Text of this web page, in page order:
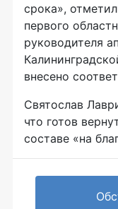
срока»,
первого
руководителя
внесено
Святослав
что готов
составе «на